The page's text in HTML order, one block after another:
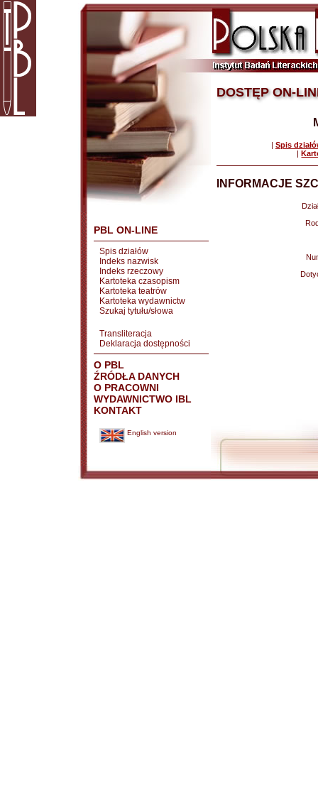
PBL ON-LINE
Spis działów
Indeks nazwisk
Indeks rzeczowy
Kartoteka czasopism
Kartoteka teatrów
Kartoteka wydawnictw
Szukaj tytułu/słowa
Transliteracja
Deklaracja dostępności
O PBL
ŹRÓDŁA DANYCH
O PRACOWNI
WYDAWNICTWO IBL
KONTAKT
English version
DOSTĘP ON-
| Spis
|
INFORMACJE